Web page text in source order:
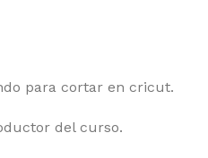
para cortar en cricut.
del curso.